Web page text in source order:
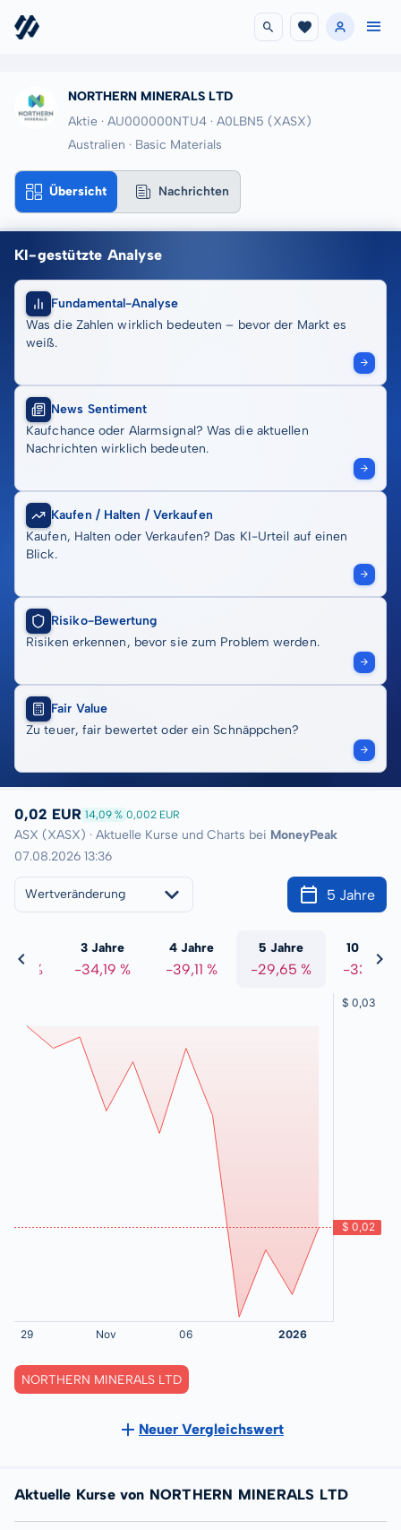
NORTHERN MINERALS LTD
Aktie · AU000000NTU4 · A0LBN5 (XASX)
Australien · Basic Materials
Übersicht Nachrichten
KI-gestützte Analyse
Fundamental-Analyse
Was die Zahlen wirklich bedeuten – bevor der Markt es
weiß.
News Sentiment
Kaufchance oder Alarmsignal? Was die aktuellen
Nachrichten wirklich bedeuten.
Kaufen / Halten / Verkaufen
Kaufen, Halten oder Verkaufen? Das KI-Urteil auf einen
Blick.
Risiko-Bewertung
Risiken erkennen, bevor sie zum Problem werden.
Fair Value
Zu teuer, fair bewertet oder ein Schnäppchen?
0,02 EUR 14,09 % 0,002 EUR
ASX (XASX) · Aktuelle Kurse und Charts bei MoneyPeak
07.08.2026 13:36
Wertveränderung 5 Jahre
%
3 Jahre
-34,19 %
4 Jahre
-39,11 %
5 Jahre
-29,65 %
10 Jahre
-33,71 %
NORTHERN MINERALS LTD
Neuer Vergleichswert
Aktuelle Kurse von NORTHERN MINERALS LTD